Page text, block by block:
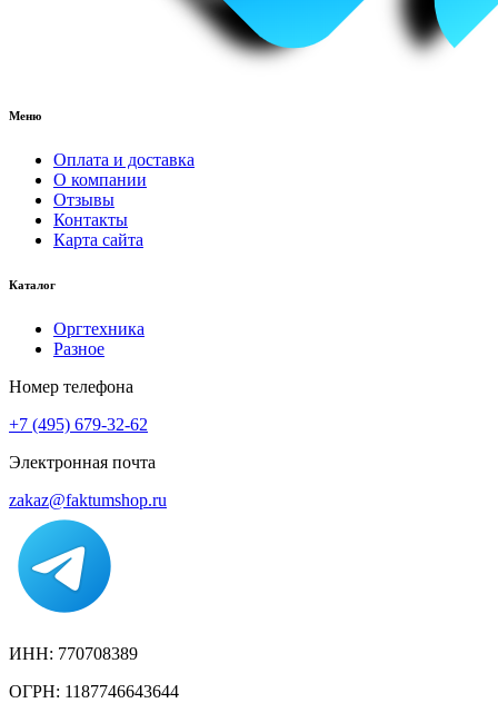
Меню
Оплата и доставка
О компании
Отзывы
Контакты
Карта сайта
Каталог
Оргтехника
Разное
Номер телефона
+7 (495) 679-32-62
Электронная почта
zakaz@faktumshop.ru
ИНН: 770708389
ОГРН: 1187746643644